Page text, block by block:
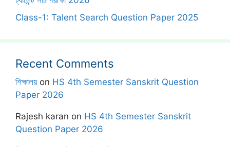
Class-1: Talent Search Question Paper 2025
Recent Comments
শিক্ষালয়on HS 4th Semester Sanskrit Question
Paper 2026
Rajesh karan on HS 4th Semester Sanskrit
Question Paper 2026